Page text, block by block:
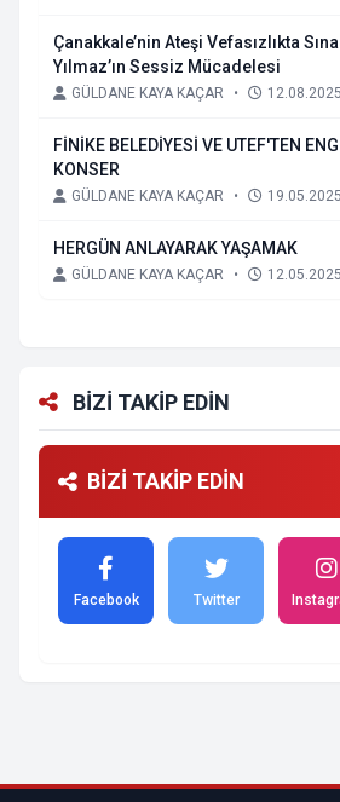
Çanakkale’nin Ateşi Vefasızlıkta Sınanıyor, Levent
Yılmaz’ın Sessiz Mücadelesi
GÜLDANE KAYA KAÇAR • 12.08.2025
FİNİKE BELEDİYESİ VE UTEF'TEN
KONSER
GÜLDANE KAYA KAÇAR • 19.05.2025
HERGÜN ANLAYARAK YAŞAMAK
GÜLDANE KAYA KAÇAR • 12.05.2025
BİZİ TAKİP EDİN
BİZİ TAKİP EDİN
Facebook Twitter